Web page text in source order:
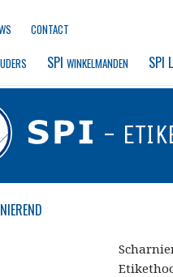
CONTACT
SPI WINKELMANDEN SPI
-